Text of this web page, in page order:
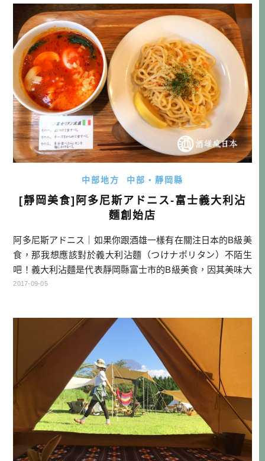
市與濱名湖的旅行吧！ 濱松濱名湖兩天一夜建議行程 DAY
1：名古屋中部國際機場→(租車 […]…
中部地方 中部・靜岡縣
[靜岡美食]阿多尼斯アドニス-富士義大利沾
麵創始店
阿多尼斯アドニス｜如果你跟酒雄一樣有在關注日本的B級美
食，那我想應該對於義大利沾麵（つけナポリタン）不陌生
吧！義大利沾麵是代表靜岡縣富士市的B級美食，因其美味大
獲認同，甚至到東京台場還開了專門店，今天到訪的則是創
站吉原本町站是步行可及距離。這裡也是登山者如果打算挑
戰從平地爬富士山的起點 […]…
2017-09-05